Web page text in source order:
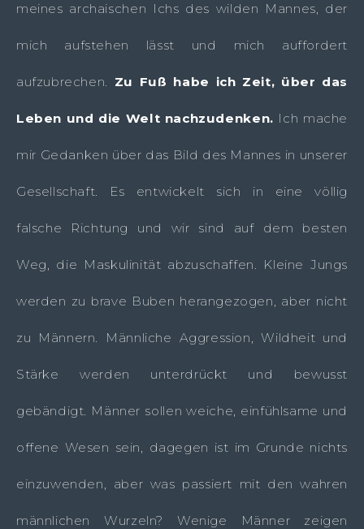
meines archaischen Ichs des wilden Mannes, der
mich aufstehen lässt und mich auffordert
aufzubrechen. Zu Fuß habe ich Zeit, über das
Leben und die Welt nachzudenken. Ich mache
mir Gedanken über das Bild des Mannes in unserer
Gesellschaft. Es entwickelt sich in eine völlig
falsche Richtung und wir sind auf dem besten
Weg, die Maskulinität abzuschaffen. Kleine Jungs
werden zu brave Buben herangezogen, aber nicht
zu Männern. Männliche Aggression, Wildheit und
Stärke werden unterdrückt und bewusst
gebändigt. Männer sollen weiche, einfühlsame und
offene Wesen sein, dagegen ist im Grunde nichts
einzuwenden, aber was passiert mit den wahren
männlichen Wurzeln? Wenige Männer zeigen